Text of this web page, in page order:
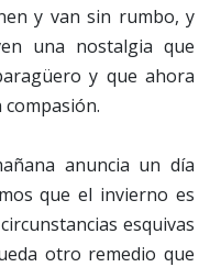
y van sin rumbo, y
una nostalgia que
y que ahora
anuncia un día
que el invierno es
esquivas
otro remedio que